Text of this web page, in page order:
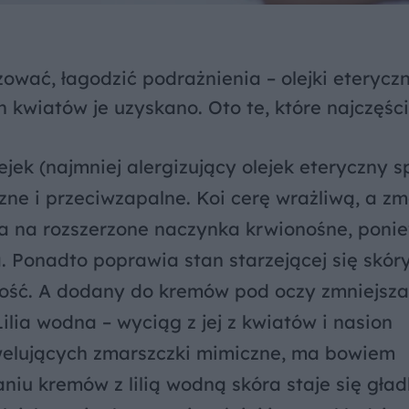
łagodzić podrażnienia – olejki
kwiatów je uzyskano. Oto te, które
(najmniej alergizujący olejek eteryczny
i przeciwzapalne. Koi cerę wrażliwą, a
na rozszerzone naczynka krwionośne,
Ponadto poprawia stan starzejącej się
A dodany do kremów pod oczy zmniejsza
wodna – wyciąg z jej z kwiatów i nasion
zmarszczki mimiczne, ma bowiem
kremów z lilią wodną skóra staje się